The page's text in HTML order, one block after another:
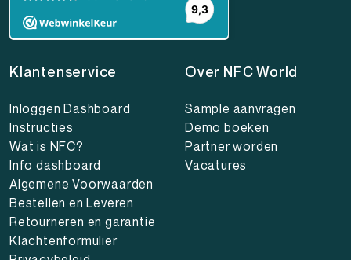
Klantenservice
Inloggen Dashboard
Instructies
Wat is NFC?
Info dashboard
Algemene Voorwaarden
Bestellen en Leveren
Retourneren en garantie
Klachtenformulier
Over NFC World
Sample aanvragen
Demo boeken
Partner worden
Vacatures